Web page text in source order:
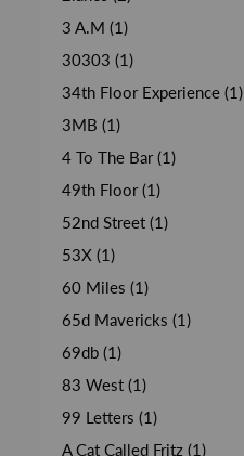
3 A.M (1)
30303 (1)
34th Floor Experience (1)
3MB (1)
4 To The Bar (1)
49th Floor (1)
52nd Street (1)
53X (1)
60 Miles (1)
65d Mavericks (1)
69db (1)
83 West (1)
99 Letters (1)
A Cat Called Fritz (1)